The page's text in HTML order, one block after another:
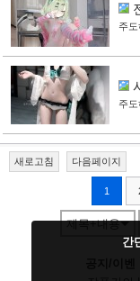
주도
주도
새로고침 다음페이지
1
제목+내용
간